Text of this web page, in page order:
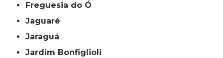
Freguesia do Ó
Jaguaré
Jaraguá
Jardim Bonfiglioli